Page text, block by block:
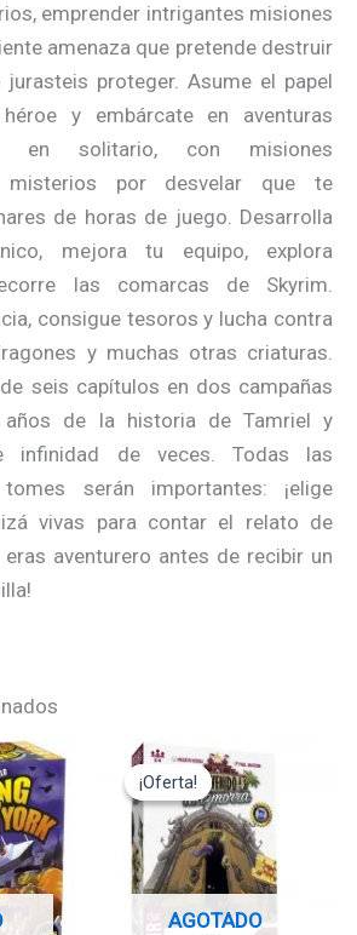
emprender intrigantes misiones
amenaza que pretende destruir
proteger. Asume el papel
y embárcate en aventuras
en solitario, con misiones
misterios por desvelar que te
de horas de juego. Desarrolla
mejora tu equipo, explora
las comarcas de Skyrim.
consigue tesoros y lucha contra
y muchas otras criaturas.
seis capítulos en dos campañas
años de la historia de Tamriel y
infinidad de veces. Todas las
serán importantes: ¡elige
vivas para contar el relato de
aventurero antes de recibir un
¡Oferta!
AGOTADO
¡Oferta!
El
precio
original
era:
14,95€.
El
precio
actual
es:
13,45€.